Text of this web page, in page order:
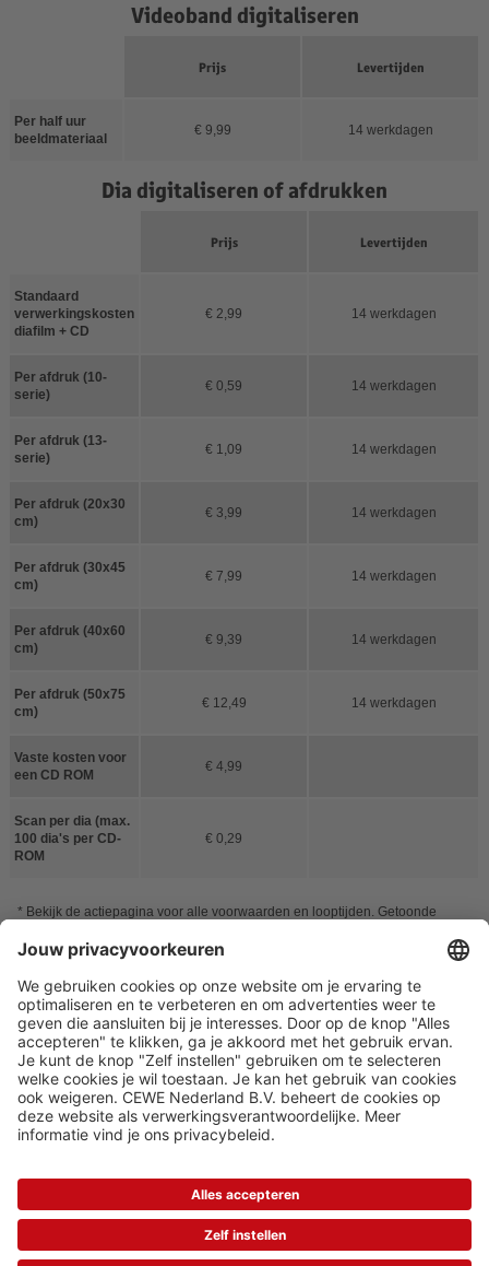
Videoband digitaliseren
Prijs Levertijden
Per half uur
beeldmateriaal
€ 9,99 14 werkdagen
Dia digitaliseren of afdrukken
Prijs Levertijden
Standaard
verwerkingskosten
diafilm + CD
€ 2,99 14 werkdagen
Per afdruk (10-
serie)
€ 0,59 14 werkdagen
Per afdruk (13-
serie)
€ 1,09 14 werkdagen
Per afdruk (20x30
cm)
€ 3,99 14 werkdagen
Per afdruk (30x45
cm)
€ 7,99 14 werkdagen
Per afdruk (40x60
cm)
€ 9,39 14 werkdagen
Per afdruk (50x75
cm)
€ 12,49 14 werkdagen
Vaste kosten voor
een CD ROM
€ 4,99
Scan per dia (max.
100 dia's per CD-
ROM
€ 0,29
* Bekijk de actiepagina voor alle voorwaarden en looptijden. Getoonde
niet verwerkt in de prijzen op de website, maar worden getoond nadat de
zijn in de actieperiode. Codes combineren is niet mogelijk. Van toepassing
op reguliere verkoopprijzen. Niet van toepassing op promotieprijzen.Ga
naar de actiepagina
STEEDS VERRASSEND, ALTIJD VOORDELIG!
ALGEMENE VOORWAARDEN
COOKIE-INSTELLINGEN